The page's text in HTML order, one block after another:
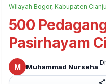
Wilayah Bogor, Kabupaten
500
Pasirhayam
M Muhammad Nurseha